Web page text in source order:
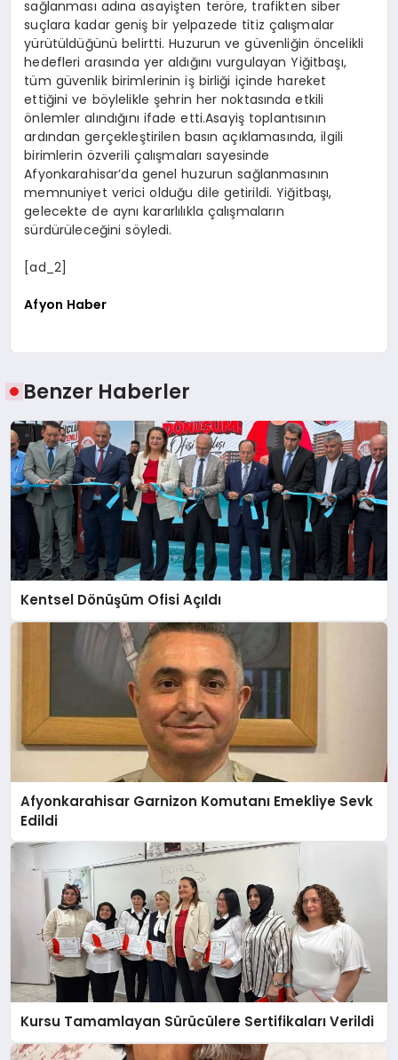
sağlanması adına asayişten teröre, trafikten siber
suçlara kadar geniş bir yelpazede titiz çalışmalar
yürütüldüğünü belirtti. Huzurun ve güvenliğin öncelikli
hedefleri arasında yer aldığını vurgulayan Yiğitbaşı,
tüm güvenlik birimlerinin iş birliği içinde hareket
ettiğini ve böylelikle şehrin her noktasında etkili
önlemler alındığını ifade etti.Asayiş toplantısının
ardından gerçekleştirilen basın açıklamasında, ilgili
birimlerin özverili çalışmaları sayesinde
Afyonkarahisar’da genel huzurun sağlanmasının
memnuniyet verici olduğu dile getirildi. Yiğitbaşı,
gelecekte de aynı kararlılıkla çalışmaların
sürdürüleceğini söyledi.
[ad_2]
Afyon Haber
Benzer Haberler
Kentsel Dönüşüm Ofisi Açıldı
Afyonkarahisar Garnizon Komutanı Emekliye Sevk
Edildi
Kursu Tamamlayan Sürücülere Sertifikaları Verildi